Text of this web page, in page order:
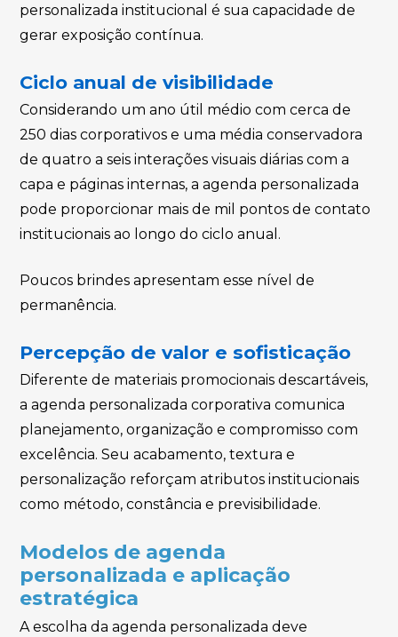
personalizada institucional é sua capacidade de
gerar exposição contínua.
Ciclo anual de visibilidade
Considerando um ano útil médio com cerca de
250 dias corporativos e uma média conservadora
de quatro a seis interações visuais diárias com a
capa e páginas internas, a agenda personalizada
pode proporcionar mais de mil pontos de contato
institucionais ao longo do ciclo anual.
Poucos brindes apresentam esse nível de
permanência.
Percepção de valor e sofisticação
Diferente de materiais promocionais descartáveis,
a agenda personalizada corporativa comunica
planejamento, organização e compromisso com
excelência. Seu acabamento, textura e
personalização reforçam atributos institucionais
como método, constância e previsibilidade.
Modelos de agenda
personalizada e aplicação
estratégica
A escolha da agenda personalizada deve